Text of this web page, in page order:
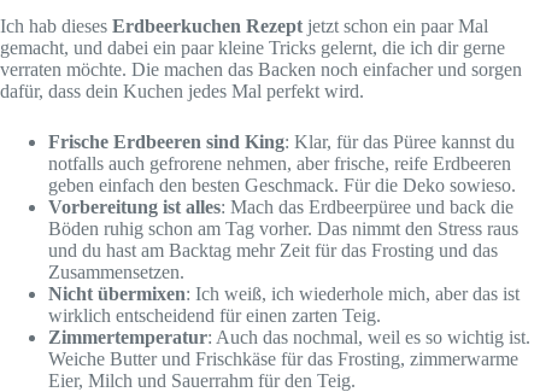
Ich hab dieses Erdbeerkuchen Rezept jetzt schon ein paar Mal
gemacht, und dabei ein paar kleine Tricks gelernt, die ich dir gerne
verraten möchte. Die machen das Backen noch einfacher und sorgen
dafür, dass dein Kuchen jedes Mal perfekt wird.
Frische Erdbeeren sind King: Klar, für das Püree kannst du
notfalls auch gefrorene nehmen, aber frische, reife Erdbeeren
geben einfach den besten Geschmack. Für die Deko sowieso.
Vorbereitung ist alles: Mach das Erdbeerpüree und back die
Böden ruhig schon am Tag vorher. Das nimmt den Stress raus
und du hast am Backtag mehr Zeit für das Frosting und das
Zusammensetzen.
Nicht übermixen: Ich weiß, ich wiederhole mich, aber das ist
wirklich entscheidend für einen zarten Teig.
Zimmertemperatur: Auch das nochmal, weil es so wichtig ist.
Weiche Butter und Frischkäse für das Frosting, zimmerwarme
Eier, Milch und Sauerrahm für den Teig.